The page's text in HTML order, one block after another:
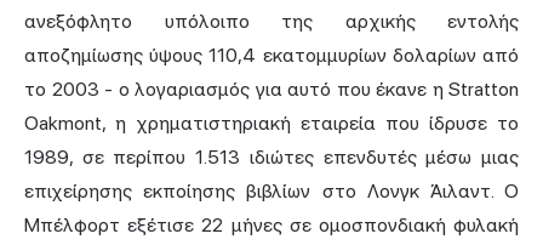
ανεξόφλητο υπόλοιπο της αρχικής εντολής
αποζημίωσης ύψους 110,4 εκατομμυρίων δολαρίων από
το 2003 - ο λογαριασμός για αυτό που έκανε η Stratton
Oakmont, η χρηματιστηριακή εταιρεία που ίδρυσε το
1989, σε περίπου 1.513 ιδιώτες επενδυτές μέσω μιας
επιχείρησης εκποίησης βιβλίων στο Λονγκ Άιλαντ. Ο
Μπέλφορτ εξέτισε 22 μήνες σε ομοσπονδιακή φυλακή